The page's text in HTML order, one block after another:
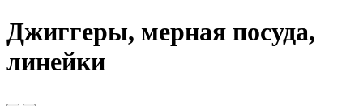
Джиггеры, мерная посуда,
линейки